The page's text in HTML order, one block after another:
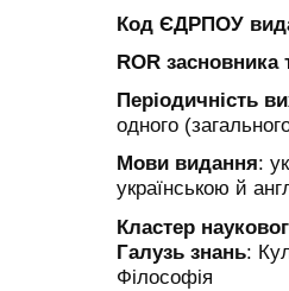
Код ЄДРПОУ
ROR засновника
Періодичність
одного
Мови видання:
українською й
Кластер
Галузь знань:
Філософія